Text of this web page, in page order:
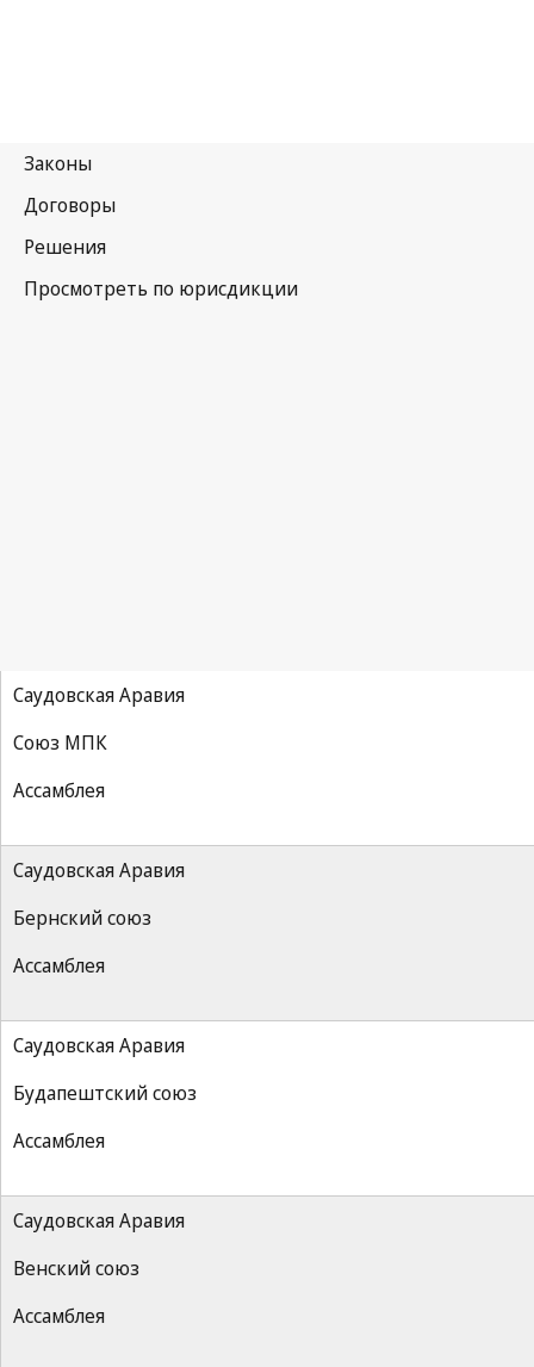
Саудовская Аравия
Союз МПК
Ассамблея
Саудовская Аравия
Бернский союз
Ассамблея
Саудовская Аравия
Будапештский союз
Ассамблея
Саудовская Аравия
Венский союз
Ассамблея